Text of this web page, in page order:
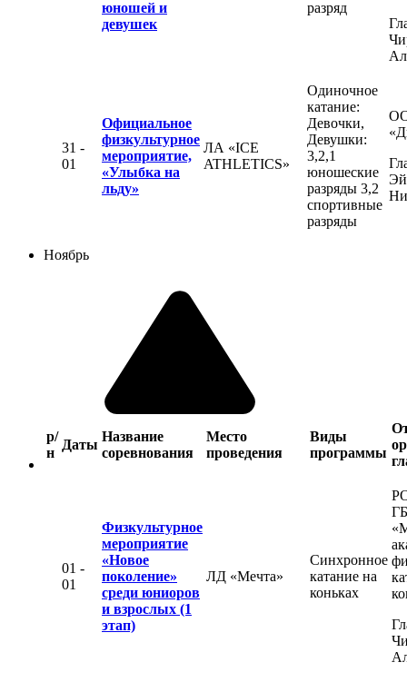
юношей и
девушек
разряд
31 -
01
Официальное
физкультурное
мероприятие,
«Улыбка на
льду»
ЛА «ICE
ATHLETICS»
Одиночное
катание:
Девочки,
Девушки:
3,2,1
юношеские
разряды 3,2
спортивные
разряды
Ноябрь
р/
н
Даты
Название
соревнования
Место
проведения
Виды
программы
01 -
01
Физкультурное
мероприятие
«Новое
поколение»
среди юниоров
и взрослых (1
этап)
ЛД «Мечта»
Синхронное
катание на
коньках